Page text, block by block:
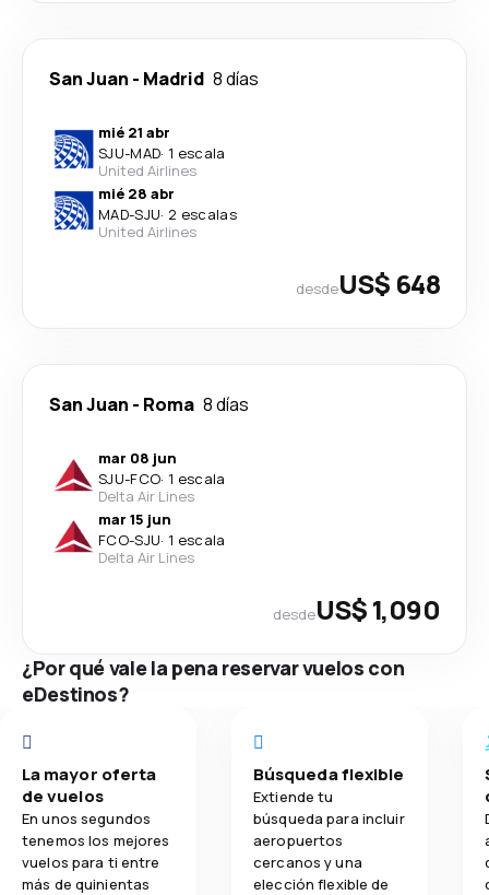
San Juan - Madrid 8 días
mié 21 abr
SJU-MAD· 1 escala
United Airlines
mié 28 abr
MAD-SJU· 2 escalas
United Airlines
desdeUS$ 648
San Juan - Roma 8 días
mar 08 jun
SJU-FCO· 1 escala
Delta Air Lines
mar 15 jun
FCO-SJU· 1 escala
Delta Air Lines
desdeUS$ 1,090
¿Por qué vale la pena reservar vuelos con
eDestinos?
La mayor oferta
de vuelos
En unos segundos
tenemos los mejores
vuelos para ti entre
más de quinientas
Búsqueda flexible
Extiende tu
búsqueda para incluir
aeropuertos
cercanos y una
elección flexible de